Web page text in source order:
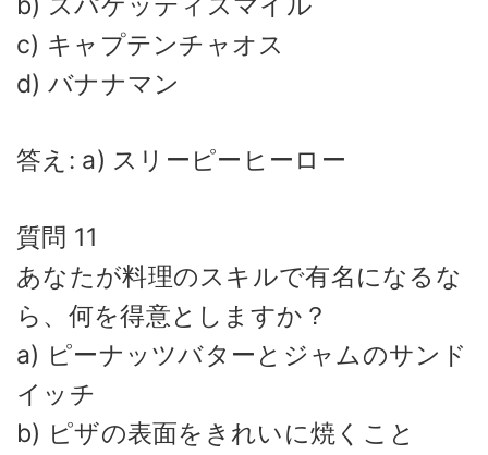
c) キャプテンチャオス
d) バナナマン
答え: a) スリーピーヒーロー
質問 11
あなたが料理のスキルで有名になるな
ら、何を得意としますか？
a) ピーナッツバターとジャムのサンド
イッチ
b) ピザの表面をきれいに焼くこと